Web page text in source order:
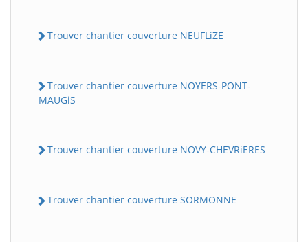
Trouver chantier couverture NEUFLiZE
Trouver chantier couverture NOYERS-PONT-
MAUGiS
Trouver chantier couverture NOVY-CHEVRiERES
Trouver chantier couverture SORMONNE